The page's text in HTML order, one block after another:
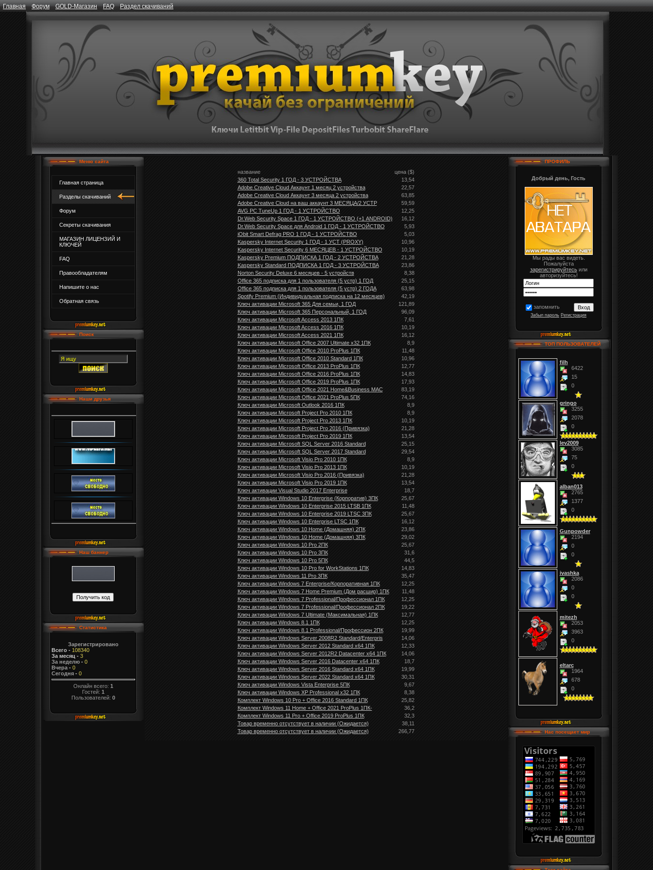
Главная Форум GOLD-Магазин FAQ Раздел скачиваний
Меню сайта
Главная страница
Разделы скачиваний
Форум
Секреты скачивания
МАГАЗИН ЛИЦЕНЗИЙ И
КЛЮЧЕЙ
FAQ
Правообладателям
Напишите о нас
Обратная связь
Поиск
Наши друзья
Наш баннер
Статистика
Зарегистрировано
Всего- 108340
За месяц - 3
За неделю- 0
Вчера- 0
Сегодня- 0
Онлайн всего: 1
Гостей: 1
Пользователей: 0
название
цена ($)
360 Total Security 1 ГОД - 3 УСТРОЙСТВА
13,54
Adobe Creative Cloud Аккаунт 1 месяц 2 устройства
22,57
Adobe Creative Cloud Аккаунт 3 месяца 2 устройства
63,85
Adobe Creative Cloud на ваш аккаунт 3 МЕСЯЦА/2 УСТР
59,59
AVG PC TuneUp 1 ГОД - 1 УСТРОЙСТВО
12,25
Dr.Web Security Space 1 ГОД - 1 УСТРОЙСТВО (+1 ANDROID)
16,12
Dr.Web Security Space для Android 1 ГОД - 1 УСТРОЙСТВО
5,93
iObit Smart Defrag PRO 1 ГОД - 1 УСТРОЙСТВО
5,03
Kaspersky Internet Security 1 ГОД - 1 УСТ (PROXY)
10,96
Kaspersky Internet Security 6 МЕСЯЦЕВ - 1 УСТРОЙСТВО
10,19
Kaspersky Premium ПОДПИСКА 1 ГОД - 2 УСТРОЙСТВА
21,28
Kaspersky Standard ПОДПИСКА 1 ГОД - 3 УСТРОЙСТВА
23,86
Norton Security Deluxe 6 месяцев - 5 устройств
8,38
Office 365 подписка для 1 пользователя (5 устр) 1 ГОД
25,15
Office 365 подписка для 1 пользователя (5 устр) 2 ГОДА
63,98
Spotify Premium (Индивидуальная подписка на 12 месяцев)
42,19
Ключ активации Microsoft 365 Для семьи, 1 ГОД
121,89
Ключ активации Microsoft 365 Персональный, 1 ГОД
96,09
Ключ активации Microsoft Access 2013 1ПК
7,61
Ключ активации Microsoft Access 2016 1ПК
10,19
Ключ активации Microsoft Access 2021 1ПК
16,12
Ключ активации Microsoft Office 2007 Ultimate x32 1ПК
8,9
Ключ активации Microsoft Office 2010 ProPlus 1ПК
11,48
Ключ активации Microsoft Office 2010 Standard 1ПК
10,96
Ключ активации Microsoft Office 2013 ProPlus 1ПК
12,77
Ключ активации Microsoft Office 2016 ProPlus 1ПК
14,83
Ключ активации Microsoft Office 2019 ProPlus 1ПК
17,93
Ключ активации Microsoft Office 2021 Home&Business MAC
83,19
Ключ активации Microsoft Office 2021 ProPlus 5ПК
74,16
Ключ активации Microsoft Outlook 2016 1ПК
8,9
Ключ активации Microsoft Project Pro 2010 1ПК
8,9
Ключ активации Microsoft Project Pro 2013 1ПК
10,19
Ключ активации Microsoft Project Pro 2016 (Привязка)
21,28
Ключ активации Microsoft Project Pro 2019 1ПК
13,54
Ключ активации Microsoft SQL Server 2016 Standard
25,15
Ключ активации Microsoft SQL Server 2017 Standard
29,54
Ключ активации Microsoft Visio Pro 2010 1ПК
8,9
Ключ активации Microsoft Visio Pro 2013 1ПК
10,19
Ключ активации Microsoft Visio Pro 2016 (Привязка)
21,28
Ключ активации Microsoft Visio Pro 2019 1ПК
13,54
Ключ активации Visual Studio 2017 Enterprise
18,7
Ключ активации Windows 10 Enterprise (Корпоратив) 3ПК
25,67
Ключ активации Windows 10 Enterprise 2015 LTSB 1ПК
11,48
Ключ активации Windows 10 Enterprise 2019 LTSC 3ПК
25,67
Ключ активации Windows 10 Enterprise LTSC 1ПК
16,12
Ключ активации Windows 10 Home (Домашняя) 2ПК
23,86
Ключ активации Windows 10 Home (Домашняя) 3ПК
29,02
Ключ активации Windows 10 Pro 2ПК
25,67
Ключ активации Windows 10 Pro 3ПК
31,6
Ключ активации Windows 10 Pro 5ПК
44,5
Ключ активации Windows 10 Pro for WorkStations 1ПК
14,83
Ключ активации Windows 11 Pro 3ПК
35,47
Ключ активации Windows 7 Enterprise/Корпоративная 1ПК
12,25
Ключ активации Windows 7 Home Premium (Дом расшир) 1ПК
11,48
Ключ активации Windows 7 Professional/Профессионал 1ПК
12,25
Ключ активации Windows 7 Professional/Профессионал 2ПК
19,22
Ключ активации Windows 7 Ultimate (Максимальная) 1ПК
12,77
Ключ активации Windows 8.1 1ПК
12,25
Ключ активации Windows 8.1 Professional/Профессион 2ПК
19,99
Ключ активации Windows Server 2008R2 Standard/Enterpris
14,06
Ключ активации Windows Server 2012 Standard х64 1ПК
12,33
Ключ активации Windows Server 2012R2 Datacenter х64 1ПК
14,06
Ключ активации Windows Server 2016 Datacenter х64 1ПК
18,7
Ключ активации Windows Server 2016 Standard х64 1ПК
19,99
Ключ активации Windows Server 2022 Standard х64 1ПК
30,31
Ключ активации Windows Vista Enterprise 5ПК
9,67
Ключ активации Windows XP Professional x32 1ПК
8,38
Комплект Windows 10 Pro + Office 2016 Standard 1ПК
25,82
Комплект Windows 11 Home + Office 2021 ProPlus 1ПК-
36,2
Комплект Windows 11 Pro + Office 2019 ProPlus 1ПК
32,3
Товар временно отсутствует в наличии (Ожидается)
38,11
Товар временно отсутствует в наличии (Ожидается)
266,77
ПРОФИЛЬ
Добрый день, Гость
Мы рады вас видеть.
Пожалуйста
зарегистрируйтесьили
авторизуйтесь!
запомнить
Забыл пароль Регистрация
ТОП ПОЛЬЗОВАТЕЛЕЙ
filh
6422
15
0
gringo
3255
2078
0
lev2009
3085
75
0
alban013
2765
1377
0
Gunpowder
2194
0
0
ivashka
2086
0
0
mitezh
2053
3963
0
eltarc
1964
678
0
Нас посещает мир